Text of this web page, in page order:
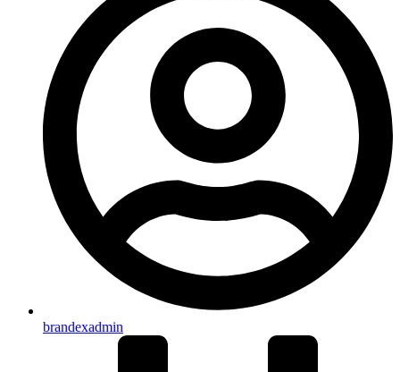
brandexadmin